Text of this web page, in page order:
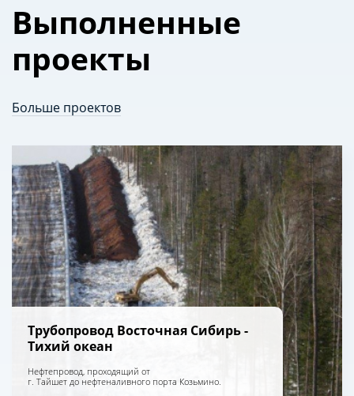
Выполненные
проекты
Больше проектов
Трубопровод Восточная Сибирь -
Тихий океан
Нефтепровод, проходящий от
г. Тайшет до нефтеналивного порта Козьмино.